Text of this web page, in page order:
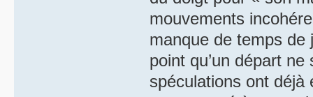
mouvements
manque de temps
point qu’un départ
spéculations ont déjà